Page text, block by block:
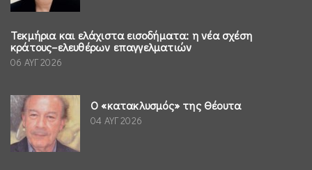
Τεκμήρια και ελάχιστα εισοδήματα: η νέα σχέση
κράτους–ελευθέρων επαγγελματιών
06 ΑΥΓ 2026
Ο «κατακλυσμός» της Θέουτα
04 ΑΥΓ 2026